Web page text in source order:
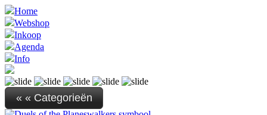
Home
Webshop
Inkoop
Agenda
Info
« « Categorieën